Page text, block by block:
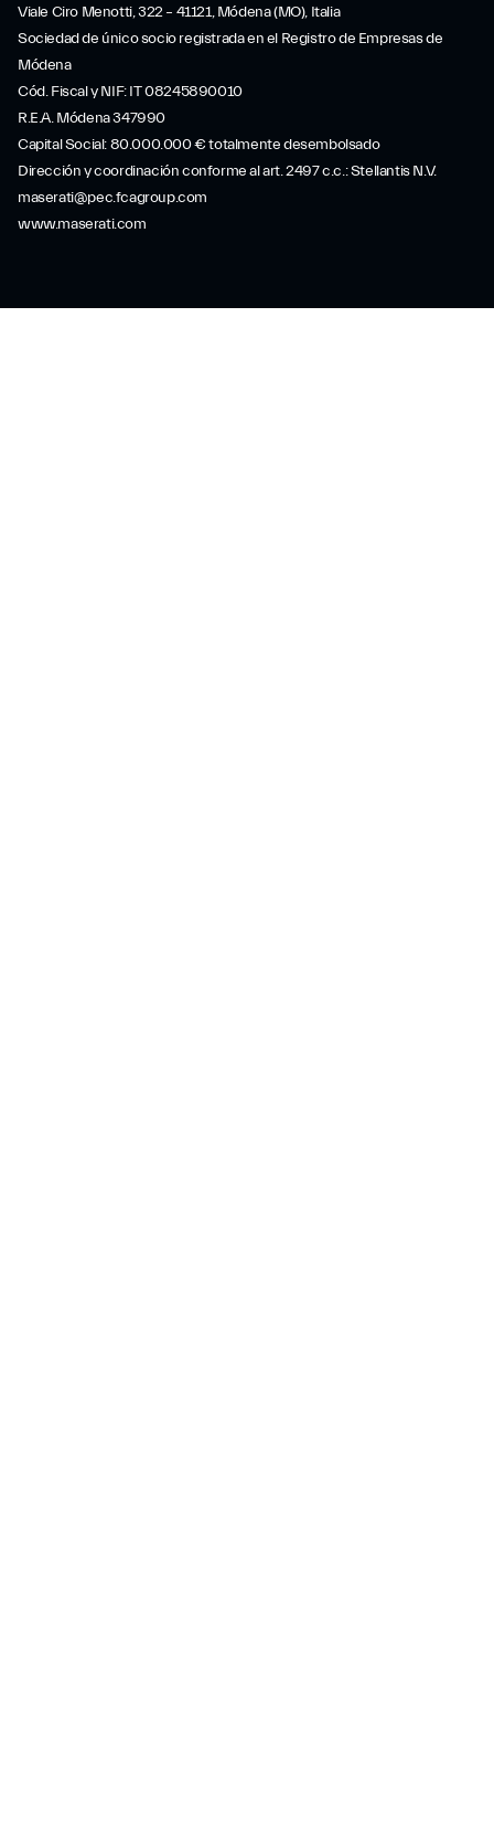
Viale Ciro Menotti, 322 – 41121, Módena (MO), Italia
Sociedad de único socio registrada en el Registro de Empresas de
Módena
Cód. Fiscal y NIF: IT 08245890010
R.E.A. Módena 347990
Capital Social: 80.000.000 € totalmente desembolsado
Dirección y coordinación conforme al art. 2497 c.c.: Stellantis N.V.
maserati@pec.fcagroup.com
www.maserati.com